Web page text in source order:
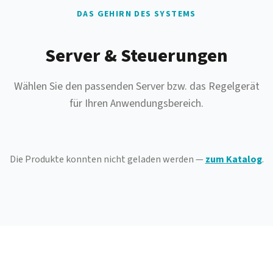
DAS GEHIRN DES SYSTEMS
Server & Steuerungen
Wählen Sie den passenden Server bzw. das Regelgerät
für Ihren Anwendungsbereich.
Die Produkte konnten nicht geladen werden — zum Katalog.